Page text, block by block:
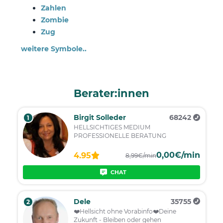
Zahlen
Zombie
Zug
weitere Symbole..
Berater:innen
1 Birgit Solleder 68242
HELLSICHTIGES MEDIUM
PROFESSIONELLE BERATUNG
4.95 8,99€/min0,00€/min
CHAT
2 Dele 35755
❤️️Hellsicht ohne Vorabinfo❤️️Deine
Zukunft - Bleiben oder gehen